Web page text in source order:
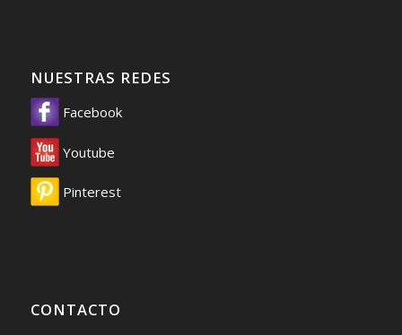
NUESTRAS REDES
Facebook
Youtube
Pinterest
CONTACTO